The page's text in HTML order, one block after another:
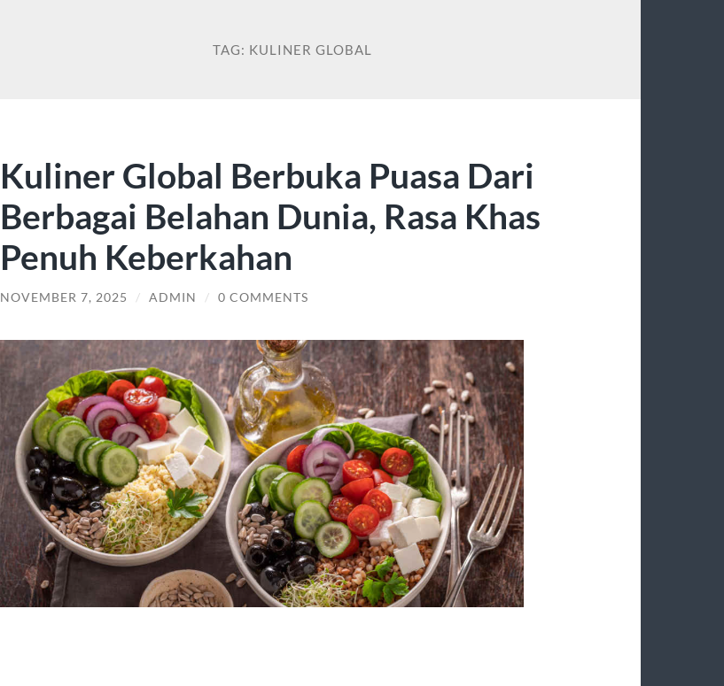
TAG: KULINER GLOBAL
Kuliner Global Berbuka Puasa Dari
Berbagai Belahan Dunia, Rasa Khas
Penuh Keberkahan
NOVEMBER 7, 2025 / ADMIN / 0 COMMENTS